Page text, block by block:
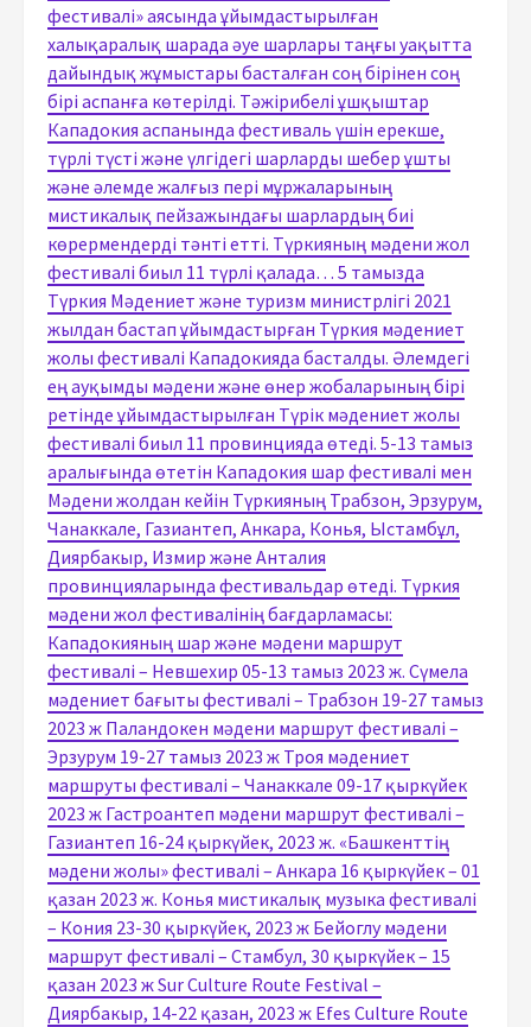
фестивалі» аясында ұйымдастырылған
халықаралық шарада әуе шарлары таңғы уақытта
дайындық жұмыстары басталған соң бірінен соң
бірі аспанға көтерілді. Тәжірибелі ұшқыштар
Кападокия аспанында фестиваль үшін ерекше,
түрлі түсті және үлгідегі шарларды шебер ұшты
және әлемде жалғыз пері мұржаларының
мистикалық пейзажындағы шарлардың биі
көрермендерді тәнті етті. Түркияның мәдени жол
фестивалі биыл 11 түрлі қалада… 5 тамызда
Түркия Мәдениет және туризм министрлігі 2021
жылдан бастап ұйымдастырған Түркия мәдениет
жолы фестивалі Кападокияда басталды. Әлемдегі
ең ауқымды мәдени және өнер жобаларының бірі
ретінде ұйымдастырылған Түрік мәдениет жолы
фестивалі биыл 11 провинцияда өтеді. 5-13 тамыз
аралығында өтетін Кападокия шар фестивалі мен
Мәдени жолдан кейін Түркияның Трабзон, Эрзурум,
Чанаккале, Газиантеп, Анкара, Конья, Ыстамбұл,
Диярбакыр, Измир және Анталия
провинцияларында фестивальдар өтеді. Түркия
мәдени жол фестивалінің бағдарламасы:
Кападокияның шар және мәдени маршрут
фестивалі – Невшехир 05-13 тамыз 2023 ж. Сүмела
мәдениет бағыты фестивалі – Трабзон 19-27 тамыз
2023 ж Паландокен мәдени маршрут фестивалі –
Эрзурум 19-27 тамыз 2023 ж Троя мәдениет
маршруты фестивалі – Чанаккале 09-17 қыркүйек
2023 ж Гастроантеп мәдени маршрут фестивалі –
Газиантеп 16-24 қыркүйек, 2023 ж. «Башкенттің
мәдени жолы» фестивалі – Анкара 16 қыркүйек – 01
қазан 2023 ж. Конья мистикалық музыка фестивалі
– Кония 23-30 қыркүйек, 2023 ж Бейоглу мәдени
маршрут фестивалі – Стамбул, 30 қыркүйек – 15
қазан 2023 ж Sur Culture Route Festival –
Диярбакыр, 14-22 қазан, 2023 ж Efes Culture Route